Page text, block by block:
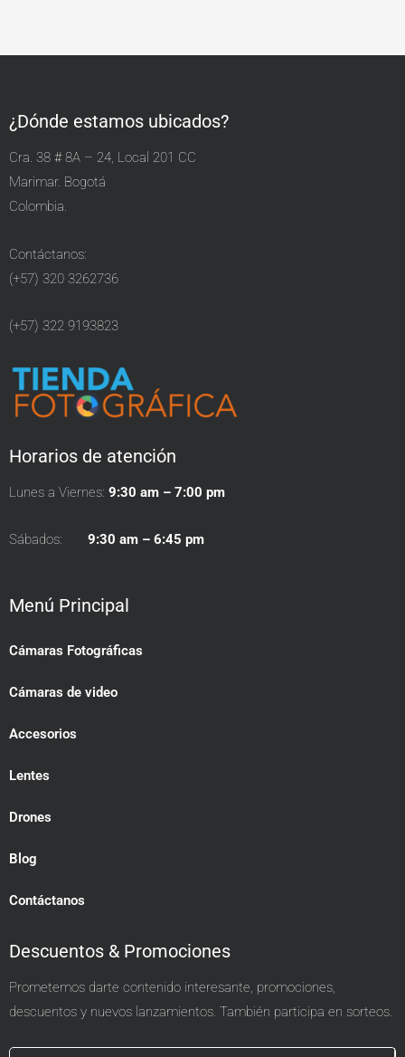
¿Dónde estamos ubicados?
Cra. 38 # 8A – 24, Local 201 CC
Marimar. Bogotá
Colombia.
Contáctanos:
(+57) 320 3262736
(+57) 322 9193823
Horarios de atención
Lunes a Viernes: 9:30 am – 7:00 pm
Sábados: 9:30 am – 6:45 pm
Menú Principal
Cámaras Fotográficas
Cámaras de video
Accesorios
Lentes
Drones
Blog
Contáctanos
Descuentos & Promociones
Prometemos darte contenido interesante, promociones,
descuentos y nuevos lanzamientos. También participa en sorteos.